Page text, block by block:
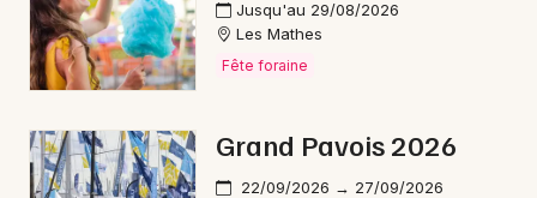
Jusqu'au 29/08/2026
Les Mathes
Fête foraine
Grand Pavois 2026
22/09/2026 → 27/09/2026